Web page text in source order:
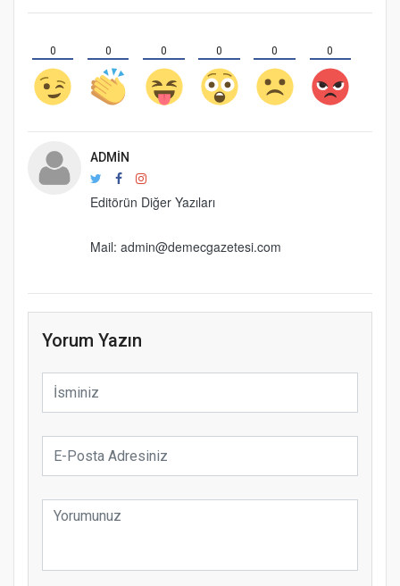
0 0 0 0 0 0
ADMIN
Editörün Diğer Yazıları
Mail: admin@demecgazetesi.com
Yorum Yazın